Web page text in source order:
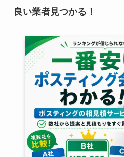
良い業者見つかる！